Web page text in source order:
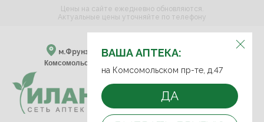
ВЫБЕРИТЕ АПТЕКУ:
м.Фрунзенская м.Спортивная
Комсомольский пр-т, д. 47
ВАША АПТЕКА:
на Комсомольском пр-те, д.47
ДА
Цены на сайте ежедневно обновляются.
Актуальные цены уточняйте по телефону